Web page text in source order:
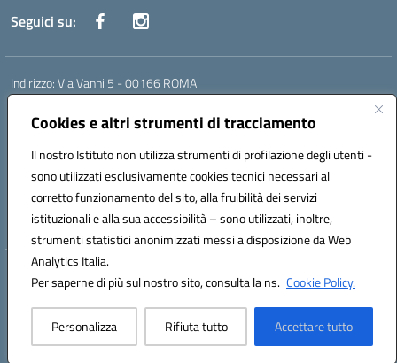
Cookies e altri strumenti di tracciamento
Il nostro Istituto non utilizza strumenti di profilazione degli utenti -
sono utilizzati esclusivamente cookies tecnici necessari al
corretto funzionamento del sito, alla fruibilità dei servizi
istituzionali e alla sua accessibilità – sono utilizzati, inoltre,
strumenti statistici anonimizzati messi a disposizione da Web
Analytics Italia.
Per saperne di più sul nostro sito, consulta la ns. Cookie Policy.
Personalizza Rifiuta tutto Accettare tutto
Seguici su:
Indirizzo:Via Vanni 5 - 00166 ROMA
Centralino:
Posta elettronica certificata (PEC):RMIC86500P@pec.istruzione.it
Codice fiscale: 97197050582
Codice meccanografico:RMIC86500P
Codice Indice delle Pubbliche Amministrazioni (IPA): istsc_RMIC86500P
Codice unico di fatturazione (CUF): UFSRRZ
Hosting & Powered by 3D Solution S.r.l.
Concept & Design by Designers Italia